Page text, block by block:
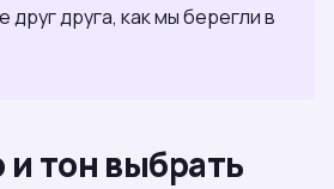
друг друга, как мы берегли в
тон выбрать